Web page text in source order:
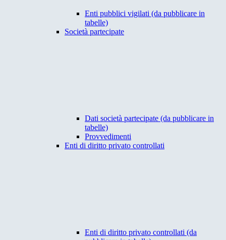
Enti pubblici vigilati (da pubblicare in
tabelle)
Società partecipate
Dati società partecipate (da pubblicare in
tabelle)
Provvedimenti
Enti di diritto privato controllati
Enti di diritto privato controllati (da